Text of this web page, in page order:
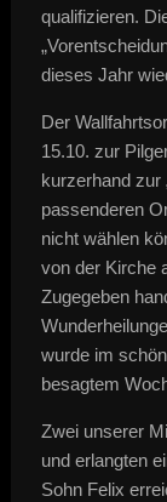
qualifizieren.
dieses Jahr
Der
15.10. zur
kurzerhand zur
passenderen
nicht wählen
von der Kirche
Zugegeben
wurde im
besagtem
Zwei unserer
und erlangten
Sohn Felix